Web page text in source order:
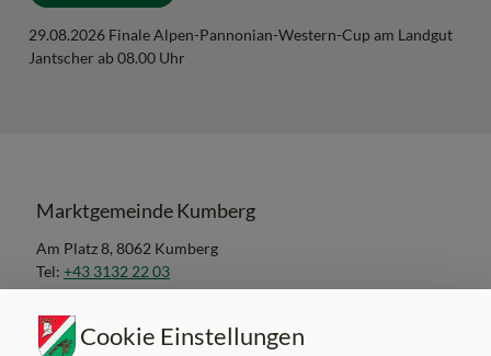
29.08.2026 Finale Alpen-Pannonian-Western-Cup am Landgut
Jantscher ab 08.00 Uhr
Marktgemeinde Kumberg
Am Platz 8, 8062 Kumberg
Tel: +43 3132 22 03
Mail:gemeinde@kumberg.at
Gemeindekennziffer: 60626 , UID: ATU52041106
Cookie Einstellungen